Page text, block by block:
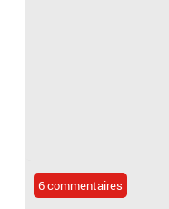
6 commentaires